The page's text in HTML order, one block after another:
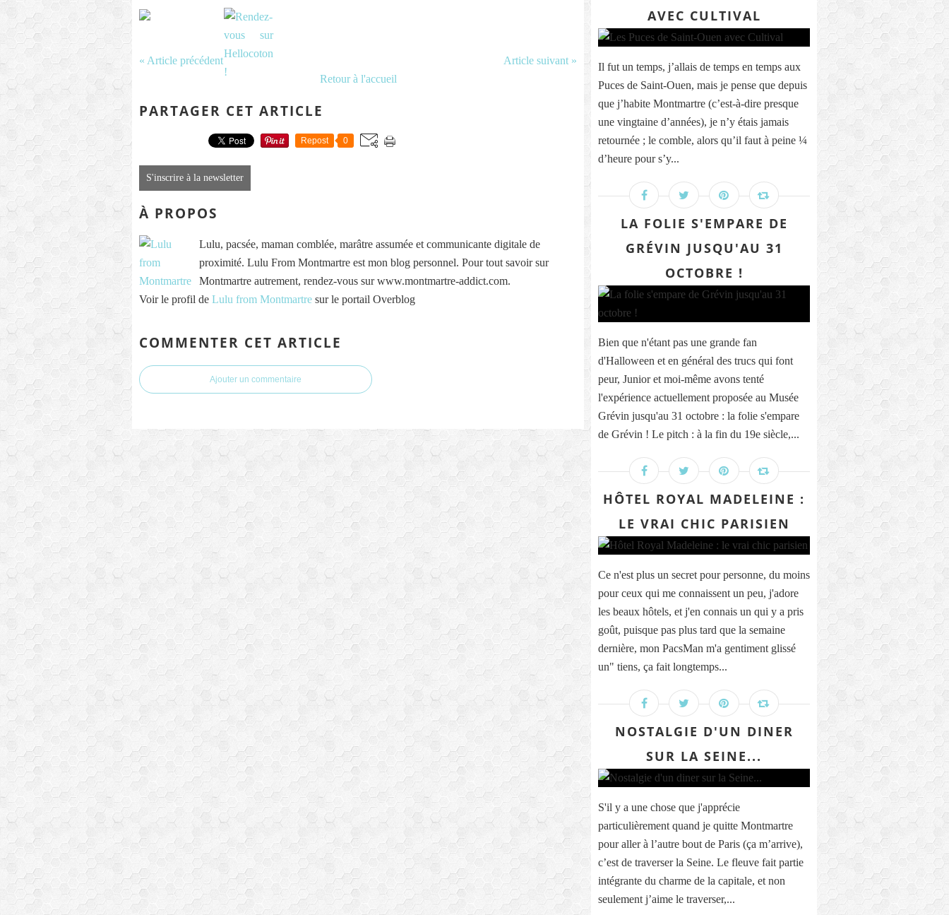
« Article précédent
Article suivant »
Retour à l'accueil
PARTAGER CET ARTICLE
Repost 0
S'inscrire à la newsletter
À PROPOS
Lulu, pacsée, maman comblée, marâtre assumée et communicante digitale de
proximité. Lulu From Montmartre est mon blog personnel. Pour tout savoir sur
Montmartre autrement, rendez-vous sur www.montmartre-addict.com.
Voir le profil de Lulu from Montmartre sur le portail Overblog
COMMENTER CET ARTICLE
Ajouter un commentaire
AVEC CULTIVAL
Il fut un temps, j’allais de temps en temps aux
Puces de Saint-Ouen, mais je pense que depuis
que j’habite Montmartre (c’est-à-dire presque
une vingtaine d’années), je n’y étais jamais
retournée ; le comble, alors qu’il faut à peine ¼
d’heure pour s’y...
LA FOLIE S'EMPARE DE
GRÉVIN JUSQU'AU 31
OCTOBRE !
Bien que n'étant pas une grande fan
d'Halloween et en général des trucs qui font
peur, Junior et moi-même avons tenté
l'expérience actuellement proposée au Musée
Grévin jusqu'au 31 octobre : la folie s'empare
de Grévin ! Le pitch : à la fin du 19e siècle,...
HÔTEL ROYAL MADELEINE :
LE VRAI CHIC PARISIEN
Ce n'est plus un secret pour personne, du moins
pour ceux qui me connaissent un peu, j'adore
les beaux hôtels, et j'en connais un qui y a pris
goût, puisque pas plus tard que la semaine
dernière, mon PacsMan m'a gentiment glissé
un" tiens, ça fait longtemps...
NOSTALGIE D'UN DINER
SUR LA SEINE...
S'il y a une chose que j'apprécie
particulièrement quand je quitte Montmartre
pour aller à l’autre bout de Paris (ça m’arrive),
c’est de traverser la Seine. Le fleuve fait partie
intégrante du charme de la capitale, et non
seulement j’aime le traverser,...